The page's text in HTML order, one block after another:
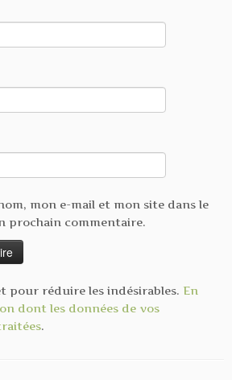
mon e-mail et mon site dans le
prochain commentaire.
pour réduire les indésirables. En
dont les données de vos
.